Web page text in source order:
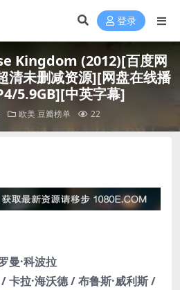
登录
Kingdom (2012)[百度网
清未删减资源][网盘在线播
5.9GB][中英字幕]
欧美 豆瓣榜单 22
曼·科波拉
卡拉·海沃德 / 布鲁斯·威利斯 /